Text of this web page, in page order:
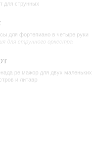
для струнных
для фортепиано в четыре руки
для струнного оркестра
ре мажор для двух маленьких
и литавр